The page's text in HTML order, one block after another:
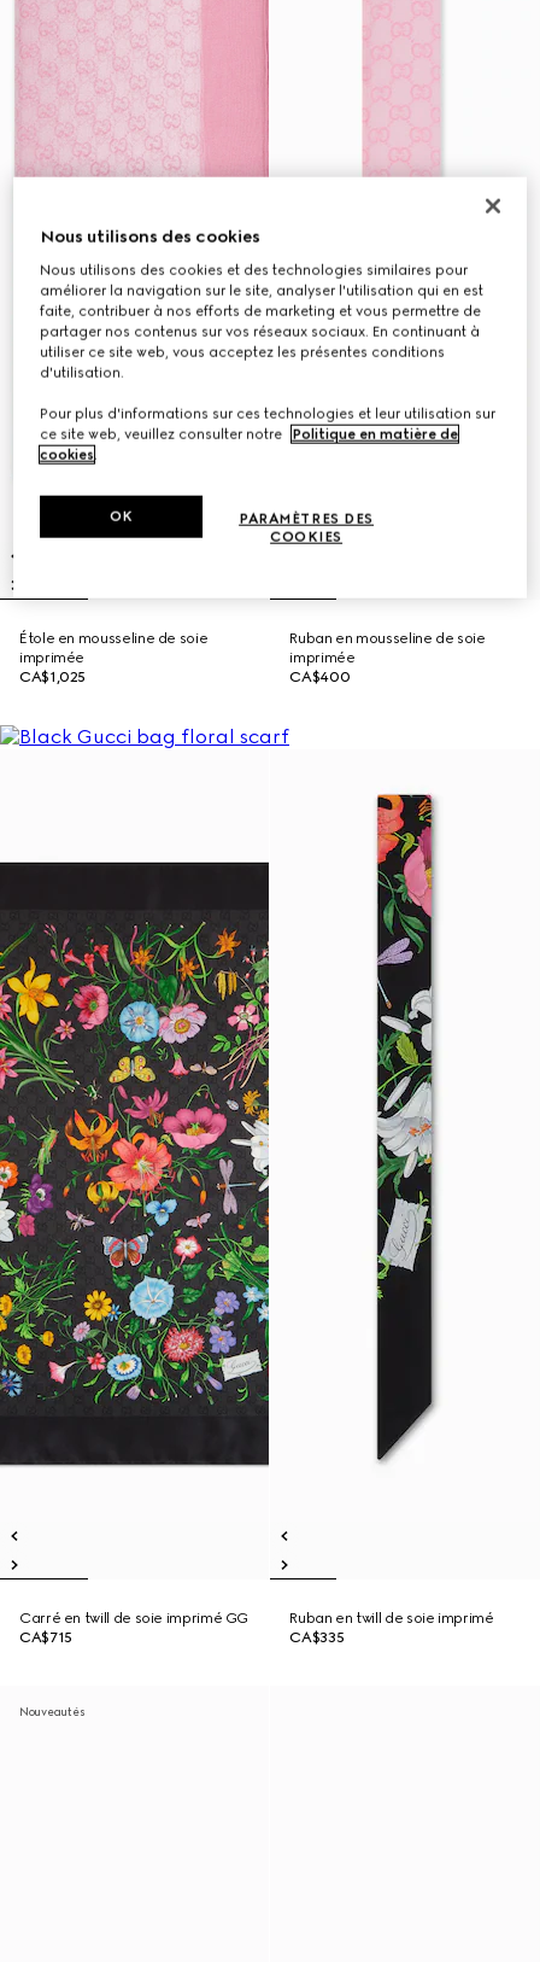
Étole en mousseline de soie
imprimée
CA$1,025
Ruban en mousseline de soie
imprimée
CA$400
Carré en twill de soie imprimé GG
CA$715
Ruban en twill de soie imprimé
CA$335
Nouveautés
Nous utilisons des cookies
Nous utilisons des cookies et des technologies similaires pour
améliorer la navigation sur le site, analyser l'utilisation qui en est
faite, contribuer à nos efforts de marketing et vous permettre de
partager nos contenus sur vos réseaux sociaux. En continuant à
utiliser ce site web, vous acceptez les présentes conditions
d'utilisation.
Pour plus d'informations sur ces technologies et leur utilisation sur
ce site web, veuillez consulter notre
Politique en matière de
cookies.
PARAMÈTRES DES
COOKIES
OK